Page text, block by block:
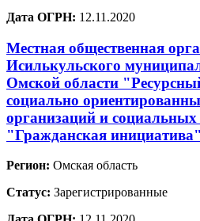
Дата ОГРН: 12.11.2020
Местная общественная
Исилькульского
Омской области
социально
организаций и
"Гражданская инициатива"
Регион: Омская область
Статус: Зарегистрированные